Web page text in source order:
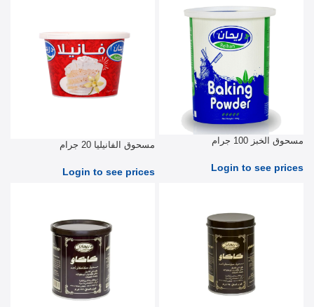
مسحوق الخبز 100 جرام
Login to see prices
مسحوق الفانيليا 20 جرام
Login to see prices